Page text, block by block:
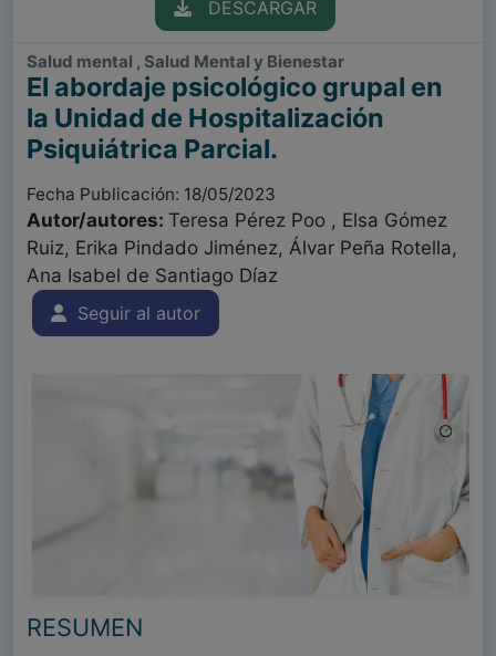
DESCARGAR
Salud mental , Salud Mental y Bienestar
El abordaje psicológico grupal en
la Unidad de Hospitalización
Psiquiátrica Parcial.
Fecha Publicación: 18/05/2023
Autor/autores: Teresa Pérez Poo , Elsa Gómez
Ruiz, Erika Pindado Jiménez, Álvar Peña Rotella,
Ana Isabel de Santiago Díaz
Seguir al autor
RESUMEN